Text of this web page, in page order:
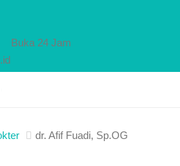
Buka 24 Jam
dr. Afif Fuadi, Sp.OG